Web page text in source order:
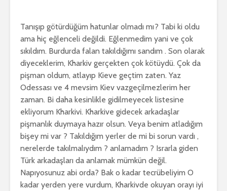
Tanışıp götürdüğüm hatunlar olmadı mı? Tabi ki oldu
ama hiç eğlenceli değildi. Eğlenmedim yani ve çok
sıkıldım. Burdurda falan takıldığımı sandım . Son olarak
diyeceklerim, Kharkiv gerçekten çok kötüydü. Çok da
pişman oldum, atlayıp Kieve geçtim zaten. Yaz
Odessası ve 4 mevsim Kiev vazgeçilmezlerim her
zaman. Bi daha kesinlikle gidilmeyecek listesine
ekliyorum Kharkivi. Kharkive gidecek arkadaşlar
pişmanlık duymaya hazır olsun. Veya benim atladığım
bişey mi var ? Takıldığım yerler de mi bi sorun vardı ,
nerelerde takılmalıydım ? anlamadım ? Israrla giden
Türk arkadaşları da anlamak mümkün değil.
Napıyosunuz abi orda? Bak o kadar tecrübeliyim O
kadar yerden yere vurdum, Kharkivde okuyan orayı iyi